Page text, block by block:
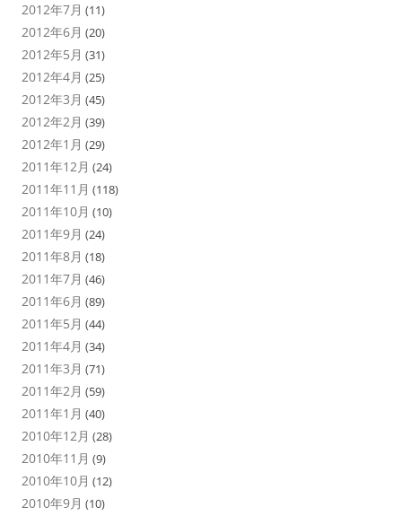
2012年7月 (11)
2012年6月 (20)
2012年5月 (31)
2012年4月 (25)
2012年3月 (45)
2012年2月 (39)
2012年1月 (29)
2011年12月 (24)
2011年11月 (118)
2011年10月 (10)
2011年9月 (24)
2011年8月 (18)
2011年7月 (46)
2011年6月 (89)
2011年5月 (44)
2011年4月 (34)
2011年3月 (71)
2011年2月 (59)
2011年1月 (40)
2010年12月 (28)
2010年11月 (9)
2010年10月 (12)
2010年9月 (10)